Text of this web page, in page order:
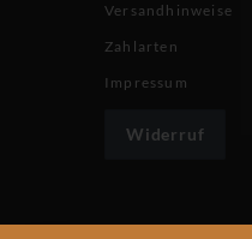
Versandhinweise
Zahlarten
Impressum
Widerruf